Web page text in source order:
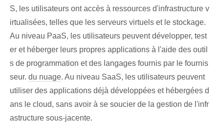
S⁢, les utilisateurs ont accès à ressources d'infrastructure v
irtualisées, telles que les serveurs virtuels et le stockage.
Au niveau PaaS, les utilisateurs peuvent développer, test
er et héberger leurs propres applications à l'aide des outil
s de programmation et des langages fournis par le fournis
seur. du nuage. Au niveau SaaS, les utilisateurs peuvent
utiliser des applications déjà développées et hébergées d
ans le cloud, sans avoir à se soucier de la gestion de l'infr
astructure sous-jacente.